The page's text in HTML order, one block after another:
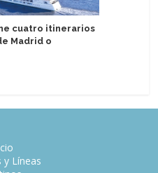
cuatro itinerarios
Madrid o
y Líneas